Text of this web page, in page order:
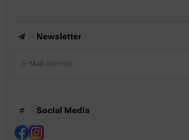
Newsletter
Social Media